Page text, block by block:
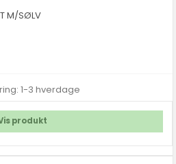
M/SØLV
1-3 hverdage
produkt